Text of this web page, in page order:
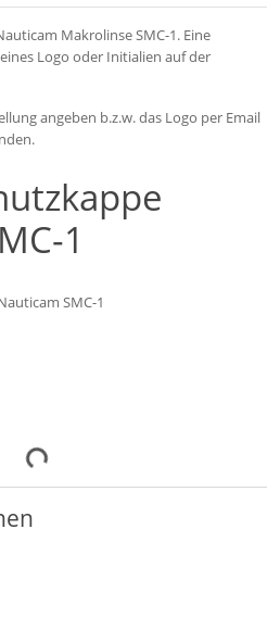
Makrolinse SMC-1. Eine
Logo oder Initialien auf der
angeben b.z.w. das Logo per Email
1
SMC-1